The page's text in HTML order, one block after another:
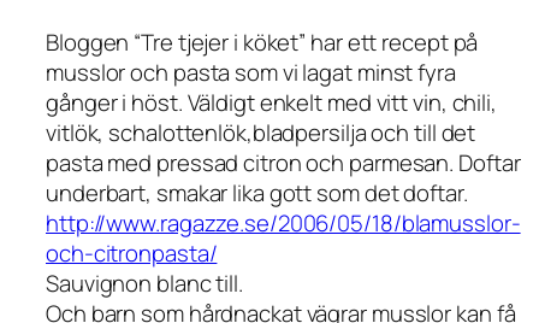
Bloggen “Tre tjejer i köket” har ett recept på
musslor och pasta som vi lagat minst fyra
gånger i höst. Väldigt enkelt med vitt vin, chili,
vitlök, schalottenlök,bladpersilja och till det
pasta med pressad citron och parmesan. Doftar
underbart, smakar lika gott som det doftar.
http://www.ragazze.se/2006/05/18/blamusslor-
och-citronpasta/
Sauvignon blanc till.
Och barn som hårdnackat vägrar musslor kan få